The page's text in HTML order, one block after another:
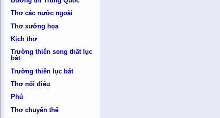
Thơ các nước ngoài
Thơ xướng họa
Kịch thơ
Trường thiên song thất lục
bát
Trường thiên lục bát
Thơ nối điêu
Phú
Thơ chuyển thể